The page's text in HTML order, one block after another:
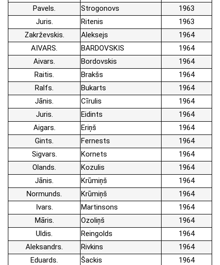
Pavels
Strogonovs
1963
Juris
Ritenis
1963
Zakrževskis
Aleksejs
1964
AIVARS
BARDOVSKIS
1964
Aivars
Bordovskis
1964
Raitis
Brakšs
1964
Ralfs
Bukarts
1964
Jānis
Cīrulis
1964
Juris
Eidints
1964
Aigars
Eriņš
1964
Gints
Fernests
1964
Sigvars
Kornets
1964
Olands
Kozulis
1964
Jānis
Krūmiņš
1964
Normunds
Krūmiņš
1964
Ivars
Martinsons
1964
Māris
Ozoliņš
1964
Uldis
Reingolds
1964
Aleksandrs
Rivkins
1964
Eduards
Šackis
1964